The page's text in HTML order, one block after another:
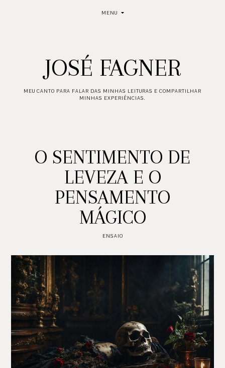
MENU
JOSÉ FAGNER
MEU CANTO PARA FALAR DAS MINHAS LEITURAS E COMPARTILHAR
MINHAS EXPERIÊNCIAS.
O SENTIMENTO DE
LEVEZA E O
PENSAMENTO
MÁGICO
ENSAIO